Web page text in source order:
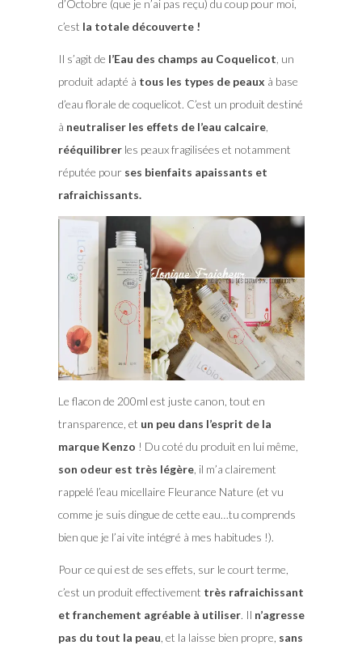
d’Octobre (que je n’ai pas reçu) du coup pour moi,
c’est la totale découverte !
Il s’agit de l’Eau des champs au Coquelicot , un
produit adapté à tous les types de peaux à base
d’eau florale de coquelicot. C’est un produit destiné
à neutraliser les effets de l’eau calcaire,
rééquilibrerles peaux fragilisées et notamment
réputée pour ses bienfaits apaissants et
rafraichissants.
Le flacon de 200ml est juste canon, tout en
transparence, et un peu dans l’esprit de la
marque Kenzo ! Du coté du produit en lui même,
son odeur est très légère, il m’a clairement
rappelé l’eau micellaire Fleurance Nature (et vu
comme je suis dingue de cette eau…tu comprends
bien que je l’ai vite intégré à mes habitudes !).
Pour ce qui est de ses effets, sur le court terme,
c’est un produit effectivement très rafraichissant
et franchement agréable à utiliser. Il n’agresse
pas du tout la peau , et la laisse bien propre, sans